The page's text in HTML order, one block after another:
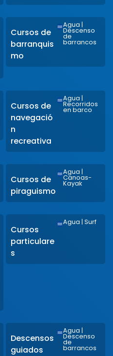
Cursos de
barranquis
mo
Agua |
Descenso
de
barrancos
Cursos de
navegació
n
recreativa
Agua |
Recorridos
en barco
Cursos de
piraguismo
Agua |
Canoas-
Kayak
Cursos
particulare
s
Agua | Surf
Descensos
guiados
Agua |
Descenso
de
barrancos